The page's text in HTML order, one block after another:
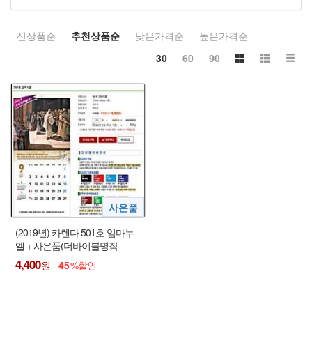
신상품순 추천상품순 낮은가격순
높은가격순
30
60 90
(2019년) 카렌다 501호 임마누
엘 + 사은품(더바이블명작
1DVD : 정가25,000원) - 100부
이상 주문 가능함 !
4,400 45